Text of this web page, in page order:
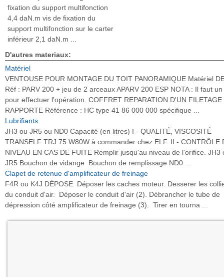
fixation du support multifonction
4,4 daN.m vis de fixation du
support multifonction sur le carter
inférieur 2,1 daN.m ...
D'autres materiaux:
Matériel
VENTOUSE POUR MONTAGE DU TOIT PANORAMIQUE Matériel
Réf : PARV 200 + jeu de 2 arceaux APARV 200 ESP NOTA : Il faut
pour effectuer l'opération. COFFRET REPARATION D'UN FILETAGE
RAPPORTE Référence : HC type 41 86 000 000 spécifique ...
Lubrifiants
JH3 ou JR5 ou ND0 Capacité (en litres) I - QUALITÉ, VISCOSITÉ
TRANSELF TRJ 75 W80W à commander chez ELF. II - CONTRÔLE
NIVEAU EN CAS DE FUITE Remplir jusqu'au niveau de l'orifice. JH3
JR5 Bouchon de vidange Bouchon de remplissage ND0 ...
Clapet de retenue d'amplificateur de freinage
F4R ou K4J DÉPOSE Déposer les caches moteur. Desserer les
du conduit d'air. Déposer le conduit d'air (2). Débrancher le tube de
dépression côté amplificateur de freinage (3). Tirer en tourna ...